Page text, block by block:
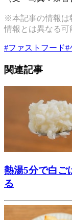
※本記事の情報は
情報とは異なる可
#ファストフード#
関連記事
熱湯5分で白ご
る